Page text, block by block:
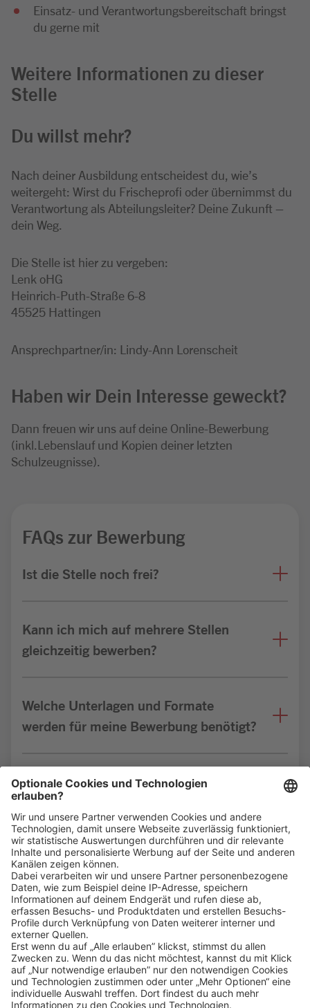
Einsatz- und Verantwortungsbereitschaft bringst
du gerne mit
Weitere Informationen zu dieser
Stelle
Du willst mehr?
Nach deiner Ausbildung entscheidest du, wie’s
weitergeht: Wirst du Frischeprofi oder übernimmst du
Verantwortung als Abteilungsleiter? Deine Zukunft –
dein Weg.
Die Stelle ist hier zu vergeben:
Lenk oHG
Heinrich-Puth-Straße 6-8
45525 Hattingen
Ansprechpartner/in: Lindy-Ann Lorenscheit
Haben wir Dein Interesse geweckt?
Dann freuen wir uns auf deine Online-Bewerbung
(inkl.Lebenslauf und Kopien deiner letzten
Schulzeugnisse).
FAQs zur Bewerbung
Ist die Stelle noch frei?
Kann ich mich auf mehrere Stellen
gleichzeitig bewerben?
Welche Unterlagen und Formate
werden für meine Bewerbung benötigt?
Bin ich für die Stelle geeignet?
Klickehier, um alle offenen Jobs zu sehen.
Impressum Datenschutz
Privatsphäre-Einstellungen